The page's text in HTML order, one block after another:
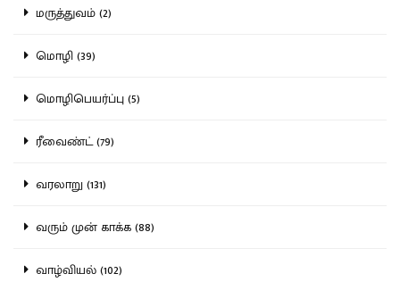
மருத்துவம் (2)
மொழி (39)
மொழிபெயர்ப்பு (5)
ரீவைண்ட் (79)
வரலாறு (131)
வரும் முன் காக்க (88)
வாழ்வியல் (102)